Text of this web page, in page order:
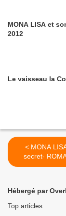
MONA LISA et
2012
Le vaisseau la
< MONA LISA et son
secret-
Hébergé par
Top articles